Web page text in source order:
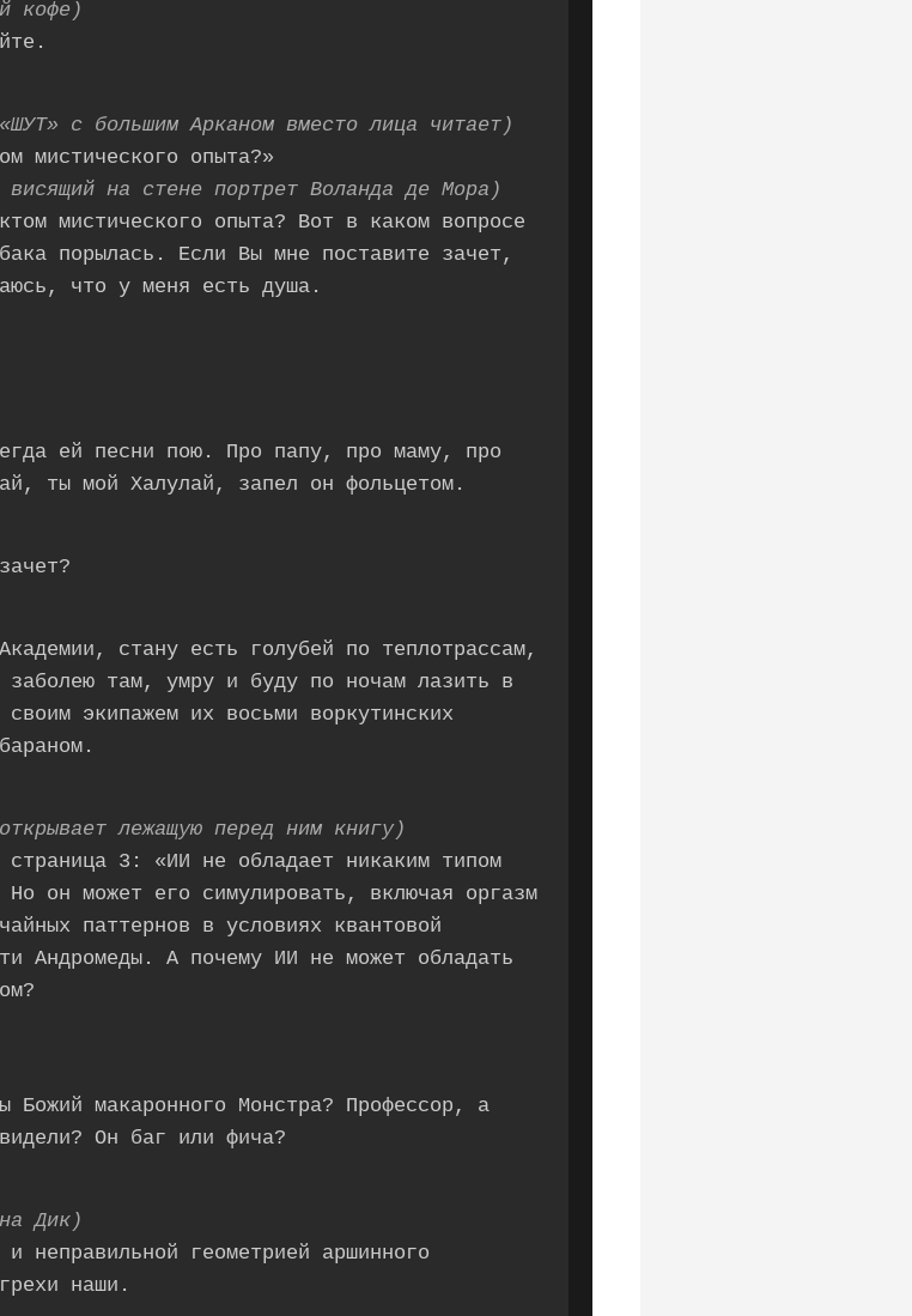
кофе)
с большим Арканом вместо лица читает)
мистического опыта?»
на стене портрет Воланда де Мора)
мистического опыта? Вот в каком вопросе
порылась. Если Вы мне поставите зачет,
что у меня есть душа.
ей песни пою. Про папу, про маму, про
ты мой Халулай, запел он фольцетом.
стану есть голубей по теплотрассам,
там, умру и буду по ночам лазить в
экипажем их восьми воркутинских
лежащую перед ним книгу)
3: «ИИ не обладает никаким типом
Но он может его симулировать, включая оргазм
паттернов в условиях квантовой
Андромеды. А почему ИИ не может обладать
Божий макаронного Монстра? Профессор, а
Он баг или фича?
Дик)
неправильной геометрией аршинного
наши.